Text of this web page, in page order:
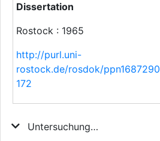
Dissertation
Rostock : 1965
http://purl.uni-
rostock.de/rosdok/ppn1687290
172
Untersuchungen zur geschichtlichen, biologischen, technischen und ökonomischen Entwicklung des Anbinde- und insbesondere des Laufstalles für Rinder